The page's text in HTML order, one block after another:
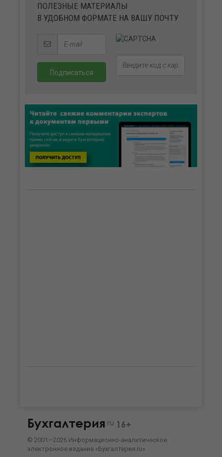
ПОЛЕЗНЫЕ МАТЕРИАЛЫ
В УДОБНОМ ФОРМАТЕ НА ВАШУ ПОЧТУ
Бухгалтерия ru 16+
© 2001—2026 Информационно-аналитическое
электронное издание «Бухгалтерия.ru»